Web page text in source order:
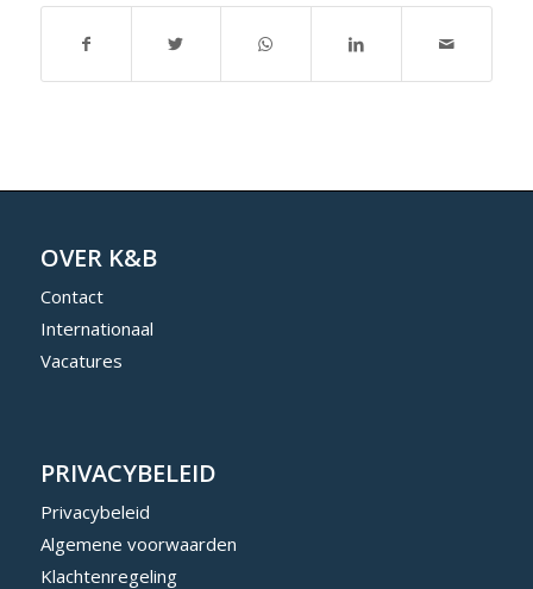
OVER K&B
Contact
Internationaal
Vacatures
PRIVACYBELEID
Privacybeleid
Algemene voorwaarden
Klachtenregeling